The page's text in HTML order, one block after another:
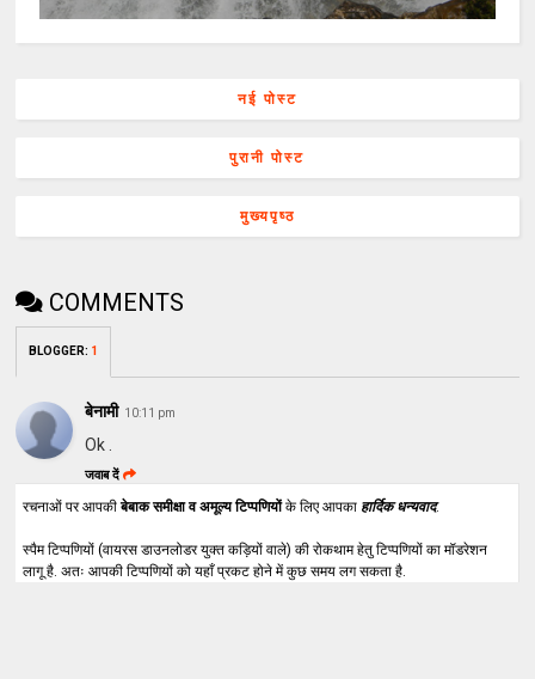
नई पोस्ट
पुरानी पोस्ट
मुख्यपृष्ठ
COMMENTS
BLOGGER: 1
बेनामी 10:11 pm
Ok .
जवाब दें
रचनाओं पर आपकीबेबाक समीक्षा व अमूल्य टिप्पणियोंके लिए आपका हार्दिक धन्यवाद.
स्पैम टिप्पणियों (वायरस डाउनलोडर युक्त कड़ियों वाले) की रोकथाम हेतु टिप्पणियों का मॉडरेशन
लागू है. अतः आपकी टिप्पणियों को यहाँ प्रकट होने में कुछ समय लग सकता है.